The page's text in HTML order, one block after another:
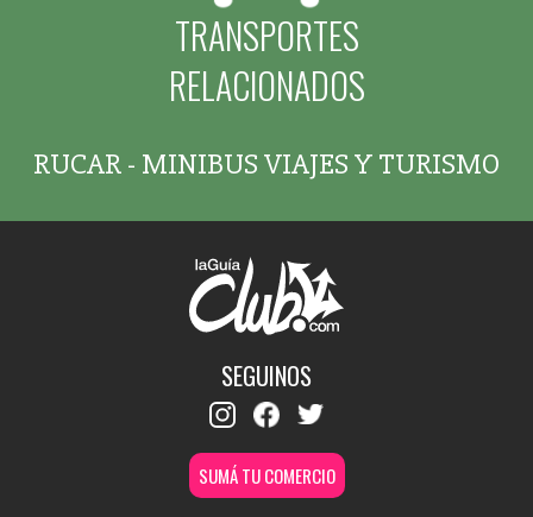
TRANSPORTES
RELACIONADOS
RUCAR - MINIBUS VIAJES Y TURISMO
SEGUINOS
SUMÁ TU COMERCIO